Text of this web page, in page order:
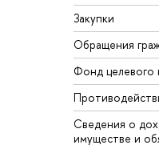
Закупки
Обращения
Фонд целевого
Сведения о
имуществе и